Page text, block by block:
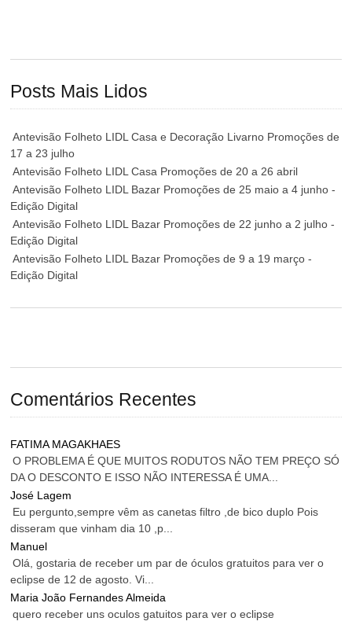
Posts Mais Lidos
Antevisão Folheto LIDL Casa e Decoração Livarno Promoções de
17 a 23 julho
Antevisão Folheto LIDL Casa Promoções de 20 a 26 abril
Antevisão Folheto LIDL Bazar Promoções de 25 maio a 4 junho -
Edição Digital
Antevisão Folheto LIDL Bazar Promoções de 22 junho a 2 julho -
Edição Digital
Antevisão Folheto LIDL Bazar Promoções de 9 a 19 março -
Edição Digital
Comentários Recentes
FATIMA MAGAKHAES
O PROBLEMA É QUE MUITOS RODUTOS NÃO TEM PREÇO SÓ
DA O DESCONTO E ISSO NÃO INTERESSA É UMA...
José Lagem
Eu pergunto,sempre vêm as canetas filtro ,de bico duplo Pois
disseram que vinham dia 10 ,p...
Manuel
Olá, gostaria de receber um par de óculos gratuitos para ver o
eclipse de 12 de agosto. Vi...
Maria João Fernandes Almeida
quero receber uns oculos gatuitos para ver o eclipse